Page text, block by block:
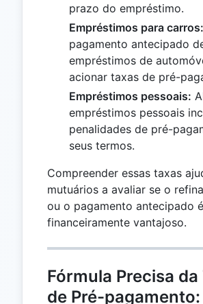
prazo do empréstimo.
Empréstimos para carros:
pagamento antecipado
empréstimos de
acionar taxas de pré-
Empréstimos pessoais:
empréstimos pessoais
penalidades de pré-
seus termos.
Compreender essas taxas
mutuários a avaliar se o
ou o pagamento antecipado é
financeiramente vantajoso.
Fórmula Precisa da
de Pré-